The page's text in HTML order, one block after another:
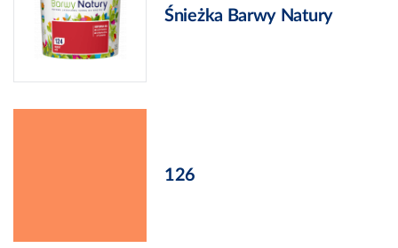
Śnieżka Barwy Natury
126